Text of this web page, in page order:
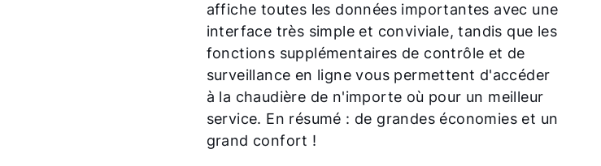
affiche toutes les données importantes avec une
interface très simple et conviviale, tandis que les
fonctions supplémentaires de contrôle et de
surveillance en ligne vous permettent d'accéder
à la chaudière de n'importe où pour un meilleur
service. En résumé : de grandes économies et un
grand confort !